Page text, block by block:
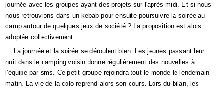
journée avec les groupes ayant des projets sur l'après-midi. Et si nous
nous retrouvions dans un kebab pour ensuite poursuivre la soirée au
camp autour de quelques jeux de société ? La proposition est alors
adoptée collectivement.
La journée et la soirée se déroulent bien. Les jeunes passant leur
nuit dans le camping voisin donne régulièrement des nouvelles à
l'équipe par sms. Ce petit groupe rejoindra tout le monde le lendemain
matin. La vie de la colo reprend alors son cours. Lors du bilan, les